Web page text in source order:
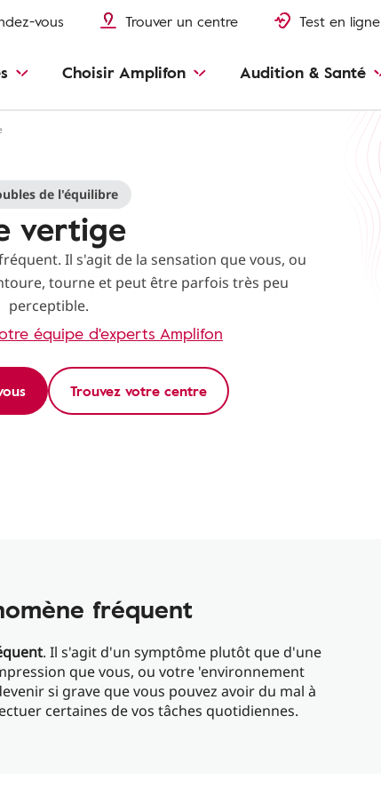
vous Trouver un centre Test en ligne
Choisir Amplifon Audition & Santé
de l'équilibre
vertige
Il s'agit de la sensation que vous, ou
tourne et peut être parfois très peu
perceptible.
équipe d'experts Amplifon
Trouvez votre centre
fréquent
. Il s'agit d'un symptôme plutôt que d'une
que vous, ou votre 'environnement
si grave que vous pouvez avoir du mal à
certaines de vos tâches quotidiennes.